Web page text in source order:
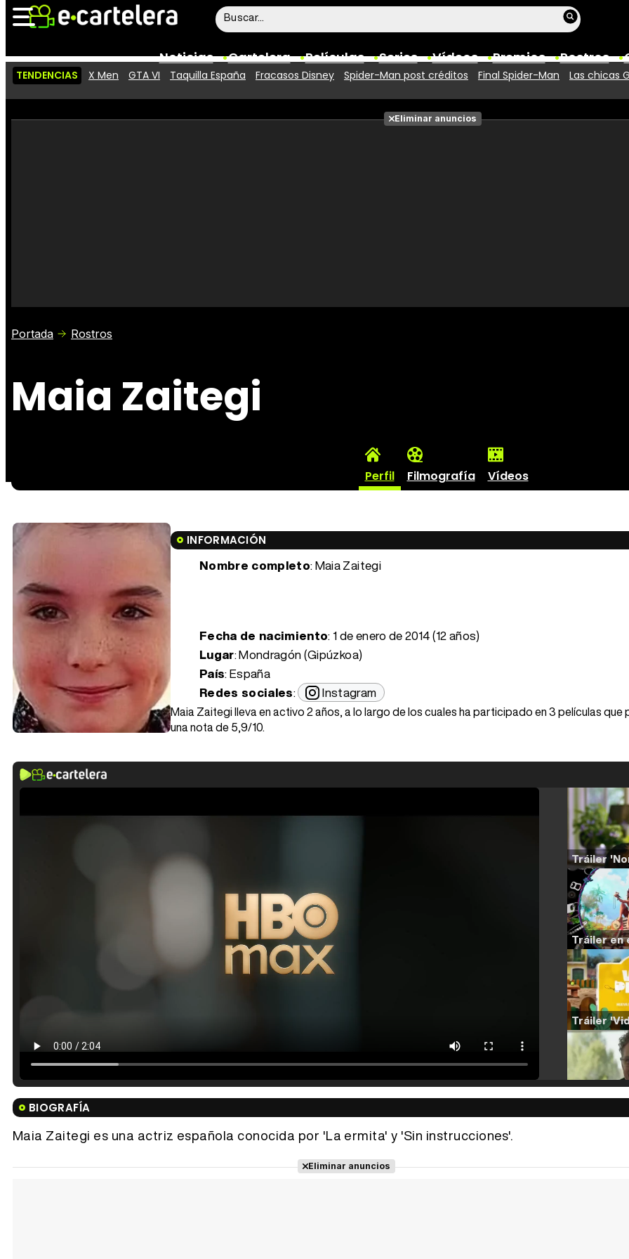
Noticias Cartelera Películas Series Vídeos Premios Rostros
Vídeos
Taquilla Fotos
TENDENCIAS X Men GTA VI Taquilla España Fracasos Disney Spider-Man post créditos Final Spider-Man Las chicas
Eliminar anuncios
Portada Rostros
Maia Zaitegi
Perfil Filmografía Vídeos
INFORMACIÓN
Nombre completo: Maia Zaitegi
Fecha de nacimiento: 1 de enero de 2014 (12 años)
Lugar: Mondragón (Gipúzkoa)
País: España
Redes sociales: Instagram
Maia Zaitegi lleva en activo 2 años, a lo largo de los cuales ha participado en 3 películas que
una nota de 5,9/10.
BIOGRAFÍA
Maia Zaitegi es una actriz española conocida por 'La ermita' y 'Sin instrucciones'.
Eliminar anuncios